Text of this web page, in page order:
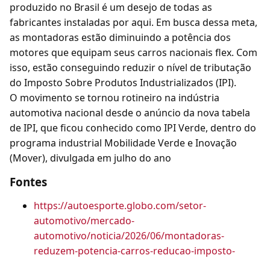
produzido no Brasil é um desejo de todas as
fabricantes instaladas por aqui. Em busca dessa meta,
as montadoras estão diminuindo a potência dos
motores que equipam seus carros nacionais flex. Com
isso, estão conseguindo reduzir o nível de tributação
do Imposto Sobre Produtos Industrializados (IPI).
O movimento se tornou rotineiro na indústria
automotiva nacional desde o anúncio da nova tabela
de IPI, que ficou conhecido como IPI Verde, dentro do
programa industrial Mobilidade Verde e Inovação
(Mover), divulgada em julho do ano
Fontes
https://autoesporte.globo.com/setor-
automotivo/mercado-
automotivo/noticia/2026/06/montadoras-
reduzem-potencia-carros-reducao-imposto-